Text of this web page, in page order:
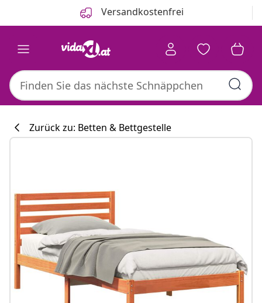
Versandkostenfrei
#sharemevidaxl
Zurück zu: Betten & Bettgestelle